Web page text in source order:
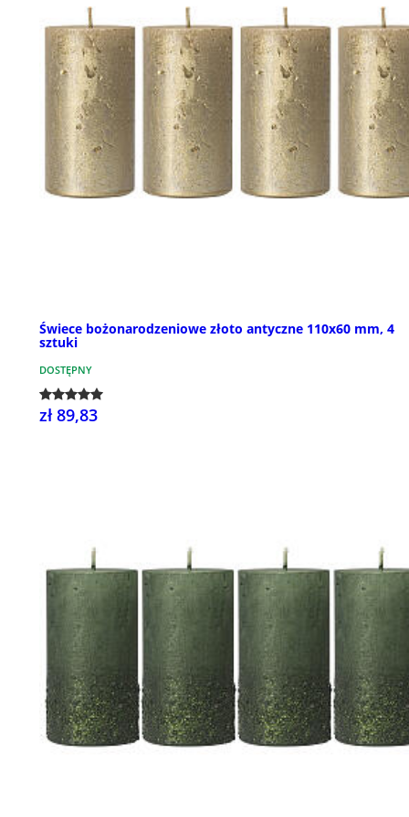
Świece bożonarodzeniowe złoto antyczne 110x60 mm, 4
sztuki
DOSTĘPNY
zł 89,83